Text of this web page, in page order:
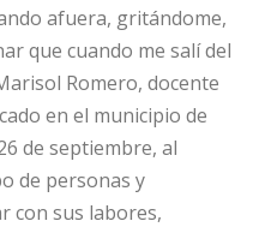
afuera, gritándome,
que cuando me salí del
Romero, docente
en el municipio de
de septiembre, al
de personas y
con sus labores,